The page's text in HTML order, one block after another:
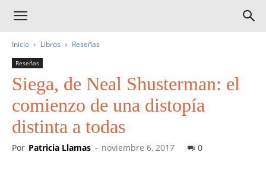
Inicio Libros Reseñas
Reseñas
Siega, de Neal Shusterman: el
comienzo de una distopía
distinta a todas
Por Patricia Llamas - noviembre 6, 2017 0